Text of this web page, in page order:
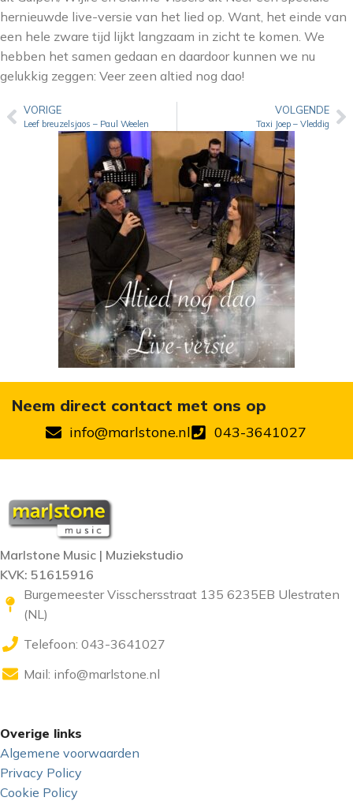
hernieuwde live-versie van het lied op. Want, het einde van
een hele zware tijd lijkt langzaam in zicht te komen. We
hebben het samen gedaan en daardoor kunnen we nu
gelukkig zeggen: Veer zeen altied nog dao!
VORIGE
Leef breuzelsjaos – Paul Weelen
VOLGENDE
Taxi Joep – Vleddig
Neem direct contact met ons op
info@marlstone.nl 043-3641027
Marlstone Music | Muziekstudio
KVK: 51615916
Burgemeester Visschersstraat 135 6235EB Ulestraten
(NL)
Telefoon: 043-3641027
Mail: info@marlstone.nl
Overige links
Algemene voorwaarden
Privacy Policy
Cookie Policy